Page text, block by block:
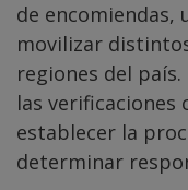
de encomiendas,
movilizar
regiones del
las
establecer la
determinar